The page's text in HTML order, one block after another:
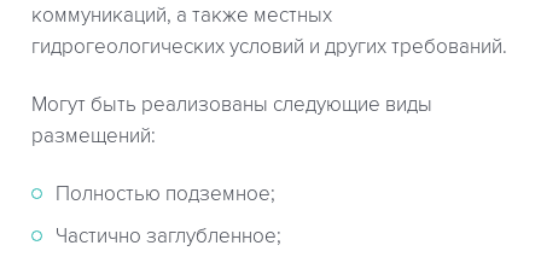
коммуникаций, а также местных
гидрогеологических условий и других требований.
Могут быть реализованы следующие виды
размещений:
Полностью подземное;
Частично заглубленное;